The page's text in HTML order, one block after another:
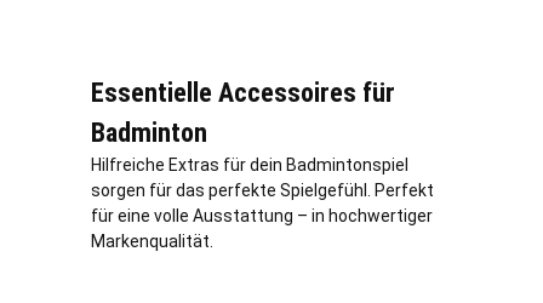
Essentielle Accessoires für
Badminton
Hilfreiche Extras für dein Badmintonspiel
sorgen für das perfekte Spielgefühl. Perfekt
für eine volle Ausstattung – in hochwertiger
Markenqualität.